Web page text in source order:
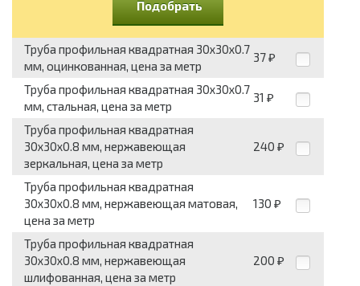
Подобрать
Труба профильная квадратная 30x30x0.7
мм, оцинкованная, цена за метр
37 ₽
Труба профильная квадратная 30x30x0.7
мм, стальная, цена за метр
31 ₽
Труба профильная квадратная
30x30x0.8 мм, нержавеющая
зеркальная, цена за метр
240 ₽
Труба профильная квадратная
30x30x0.8 мм, нержавеющая матовая,
цена за метр
130 ₽
Труба профильная квадратная
30x30x0.8 мм, нержавеющая
шлифованная, цена за метр
200 ₽